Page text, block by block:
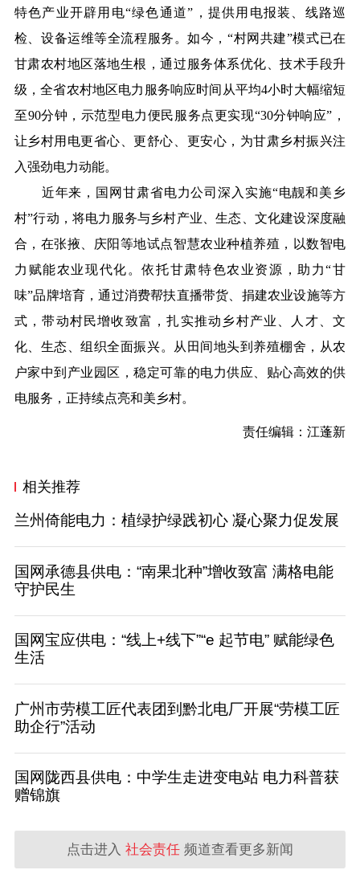
特色产业开辟用电“绿色通道”，提供用电报装、线路巡
检、设备运维等全流程服务 。如今，“村网共建”模式已在
甘肃农村地区落地生根，通过服务体系优化、技术手段升
级，全省农村地区电力 服务响应时间从平均4小时大幅缩短
至90分钟，示范型电力便民服务点更实现“30分钟响应”，
让乡村用电更省心、更舒心、更安心，为甘肃乡村振兴注
入强劲电力动能。
近年来，国网甘肃省电力公司深入实施“电靓和美乡
村”行动，将电力服务与乡村产业、生态、文化建设深度融
合，在张掖、庆阳等地试点智慧农业种植养殖，以数智电
力赋能农业现代化。依托甘肃特色农业资源，助力“甘
味”品牌培育，通过消费帮扶直播带货、捐建农业设施等方
式，带动村民增收致富，扎实推动 乡村产业、人才、文
化、生态、组织全面振兴。从田间地头到养殖棚舍，从农
户家中到产业园区，稳定可靠的电力供应、贴心高效的供
电服务，正持续点亮和美乡村。
责任编辑：江蓬新
相关推荐
兰州倚能电力：植绿护绿践初心 凝心聚力促发展
国网承德县供电：“南果北种”增收致富 满格电能
守护民生
国网宝应供电：“线上+线下”“e 起节电” 赋能绿色
生活
广州市劳模工匠代表团到黔北电厂开展“劳模工匠
助企行”活动
国网陇西县供电：中学生走进变电站 电力科普获
赠锦旗
点击进入 社会责任 频道查看更多新闻